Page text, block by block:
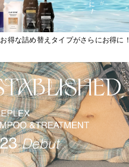
お得な詰め替えタイプがさらにお得に！